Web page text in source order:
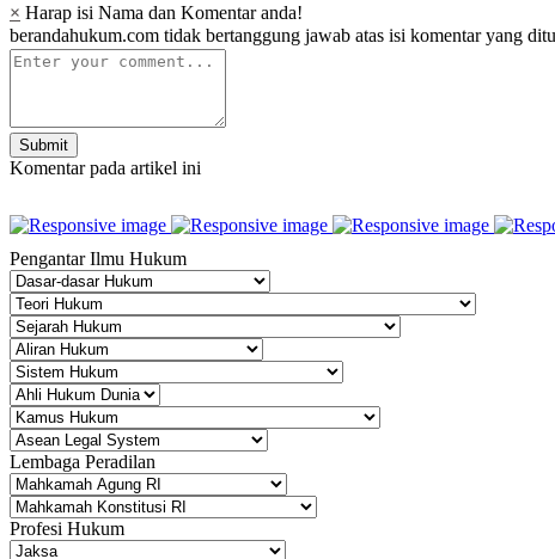
× Harap isi Nama dan Komentar anda!
berandahukum.com tidak bertanggung jawab atas isi komentar yang
Submit
Komentar pada artikel ini
Pengantar Ilmu Hukum
Lembaga Peradilan
Profesi Hukum